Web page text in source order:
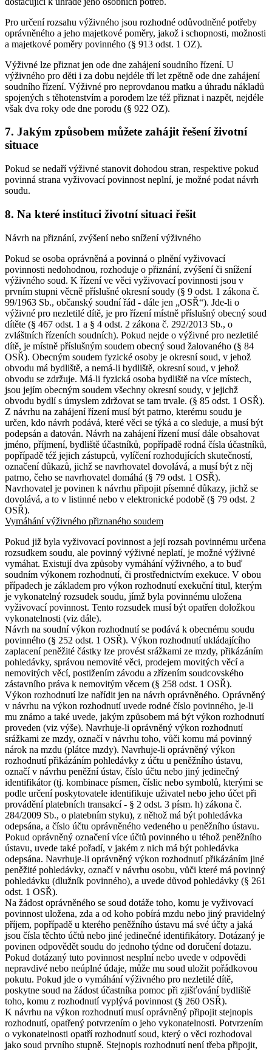
Pro určení rozsahu výživného jsou rozhodné odůvodněné potřeby
oprávněného a jeho majetkové poměry, jakož i schopnosti, možnosti
a majetkové poměry povinného (§ 913 odst. 1 OZ).
Výživné lze přiznat jen ode dne zahájení soudního řízení. U
výživného pro děti i za dobu nejdéle tří let zpětně ode dne zahájení
soudního řízení. Výživné pro neprovdanou matku a úhradu nákladů
spojených s těhotenstvím a porodem lze též přiznat i nazpět, nejdéle
však dva roky ode dne porodu (§ 922 OZ).
7. Jakým způsobem můžete zahájit řešení životní
situace
Pokud se nedaří výživné stanovit dohodou stran, respektive pokud
povinná strana vyživovací povinnost neplní, je možné podat návrh
soudu.
8. Na které instituci životní situaci řešit
Návrh na přiznání, zvýšení nebo snížení výživného
Pokud se osoba oprávněná a povinná o plnění vyživovací
povinnosti nedohodnou, rozhoduje o přiznání, zvýšení či snížení
výživného soud. K řízení ve věci vyživovací povinnosti jsou v
prvním stupni věcně příslušné okresní soudy (§ 9 odst. 1 zákona č.
99/1963 Sb., občanský soudní řád - dále jen „OSŘ“). Jde-li o
výživné pro nezletilé dítě, je pro řízení místně příslušný obecný soud
dítěte (§ 467 odst. 1 a § 4 odst. 2 zákona č. 292/2013 Sb., o
zvláštních řízeních soudních). Pokud nejde o výživné pro nezletilé
dítě, je místně příslušným soudem obecný soud žalovaného (§ 84
OSŘ). Obecným soudem fyzické osoby je okresní soud, v jehož
obvodu má bydliště, a nemá-li bydliště, okresní soud, v jehož
obvodu se zdržuje. Má-li fyzická osoba bydliště na více místech,
jsou jejím obecným soudem všechny okresní soudy, v jejichž
obvodu bydlí s úmyslem zdržovat se tam trvale. (§ 85 odst. 1 OSŘ).
Z návrhu na zahájení řízení musí být patrno, kterému soudu je
určen, kdo návrh podává, které věci se týká a co sleduje, a musí být
podepsán a datován. Návrh na zahájení řízení musí dále obsahovat
jméno, příjmení, bydliště účastníků, popřípadě rodná čísla účastníků,
popřípadě též jejich zástupců, vylíčení rozhodujících skutečností,
označení důkazů, jichž se navrhovatel dovolává, a musí být z něj
patrno, čeho se navrhovatel domáhá (§ 79 odst. 1 OSŘ).
Navrhovatel je povinen k návrhu připojit písemné důkazy, jichž se
dovolává, a to v listinné nebo v elektronické podobě (§ 79 odst. 2
OSŘ).
Vymáhání výživného přiznaného soudem
Pokud již byla vyživovací povinnost a její rozsah povinnému určena
rozsudkem soudu, ale povinný výživné neplatí, je možné výživné
vymáhat. Existují dva způsoby vymáhání výživného, a to buď
soudním výkonem rozhodnutí, či prostřednictvím exekuce. V obou
případech je základem pro výkon rozhodnutí exekuční titul, kterým
je vykonatelný rozsudek soudu, jímž byla povinnému uložena
vyživovací povinnost. Tento rozsudek musí být opatřen doložkou
vykonatelnosti (viz dále).
Návrh na soudní výkon rozhodnutí se podává k obecnému soudu
povinného (§ 252 odst. 1 OSŘ). Výkon rozhodnutí ukládajícího
zaplacení peněžité částky lze provést srážkami ze mzdy, přikázáním
pohledávky, správou nemovité věci, prodejem movitých věcí a
nemovitých věcí, postižením závodu a zřízením soudcovského
zástavního práva k nemovitým věcem (§ 258 odst. 1 OSŘ).
Výkon rozhodnutí lze nařídit jen na návrh oprávněného. Oprávněný
v návrhu na výkon rozhodnutí uvede rodné číslo povinného, je-li
mu známo a také uvede, jakým způsobem má být výkon rozhodnutí
proveden (viz výše). Navrhuje-li oprávněný výkon rozhodnutí
srážkami ze mzdy, označí v návrhu toho, vůči komu má povinný
nárok na mzdu (plátce mzdy). Navrhuje-li oprávněný výkon
rozhodnutí přikázáním pohledávky z účtu u peněžního ústavu,
označí v návrhu peněžní ústav, číslo účtu nebo jiný jedinečný
identifikátor (tj. kombinace písmen, číslic nebo symbolů, kterými se
podle určení poskytovatele identifikuje uživatel nebo jeho účet při
provádění platebních transakcí - § 2 odst. 3 písm. h) zákona č.
284/2009 Sb., o platebním styku), z něhož má být pohledávka
odepsána, a číslo účtu oprávněného vedeného u peněžního ústavu.
Pokud oprávněný označení více účtů povinného u téhož peněžního
ústavu, uvede také pořadí, v jakém z nich má být pohledávka
odepsána. Navrhuje-li oprávněný výkon rozhodnutí přikázáním jiné
peněžité pohledávky, označí v návrhu osobu, vůči které má povinný
pohledávku (dlužník povinného), a uvede důvod pohledávky (§ 261
odst. 1 OSŘ).
Na žádost oprávněného se soud dotáže toho, komu je vyživovací
povinnost uložena, zda a od koho pobírá mzdu nebo jiný pravidelný
příjem, popřípadě u kterého peněžního ústavu má své účty a jaká
jsou čísla těchto účtů nebo jiné jedinečné identifikátory. Dotázaný je
povinen odpovědět soudu do jednoho týdne od doručení dotazu.
Pokud dotázaný tuto povinnost nesplní nebo uvede v odpovědi
nepravdivé nebo neúplné údaje, může mu soud uložit pořádkovou
pokutu. Pokud jde o vymáhání výživného pro nezletilé dítě,
poskytne soud na žádost účastníka pomoc při zjišťování bydliště
toho, komu z rozhodnutí vyplývá povinnost (§ 260 OSŘ).
K návrhu na výkon rozhodnutí musí oprávněný připojit stejnopis
rozhodnutí, opatřený potvrzením o jeho vykonatelnosti. Potvrzením
o vykonatelnosti opatří rozhodnutí soud, který o věci rozhodoval
jako soud prvního stupně. Stejnopis rozhodnutí není třeba připojit,